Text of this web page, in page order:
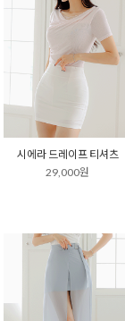
시에라 드레이프 티셔츠
29,000원